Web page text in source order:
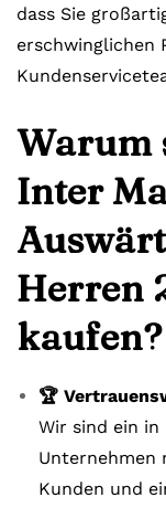
dass Sie
erschwinglichen
Warum
Inter
Herren
kaufen?
🏆
Wir sind ein in
Unternehmen
Kunden und